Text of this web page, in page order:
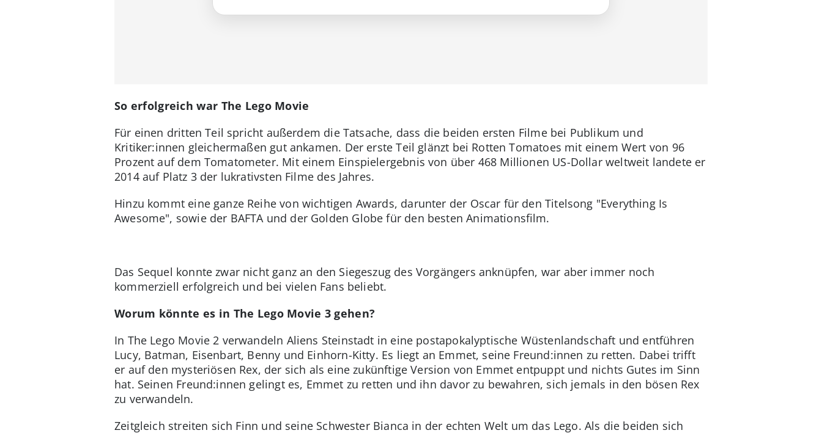
So erfolgreich war The Lego Movie
Für einen dritten Teil spricht außerdem die Tatsache, dass die beiden ersten Filme bei Publikum und
Kritiker:innen gleichermaßen gut ankamen. Der erste Teil glänzt bei Rotten Tomatoes mit einem Wert von 96
Prozent auf dem Tomatometer. Mit einem Einspielergebnis von über 468 Millionen US-Dollar weltweit landete er
2014 auf Platz 3 der lukrativsten Filme des Jahres.
Hinzu kommt eine ganze Reihe von wichtigen Awards, darunter der Oscar für den Titelsong "Everything Is
Awesome", sowie der BAFTA und der Golden Globe für den besten Animationsfilm.
Das Sequel konnte zwar nicht ganz an den Siegeszug des Vorgängers anknüpfen, war aber immer noch
kommerziell erfolgreich und bei vielen Fans beliebt.
Worum könnte es in The Lego Movie 3 gehen?
In The Lego Movie 2 verwandeln Aliens Steinstadt in eine postapokalyptische Wüstenlandschaft und entführen
Lucy, Batman, Eisenbart, Benny und Einhorn-Kitty. Es liegt an Emmet, seine Freund:innen zu retten. Dabei trifft
er auf den mysteriösen Rex, der sich als eine zukünftige Version von Emmet entpuppt und nichts Gutes im Sinn
hat. Seinen Freund:innen gelingt es, Emmet zu retten und ihn davor zu bewahren, sich jemals in den bösen Rex
zu verwandeln.
Zeitgleich streiten sich Finn und seine Schwester Bianca in der echten Welt um das Lego. Als die beiden sich